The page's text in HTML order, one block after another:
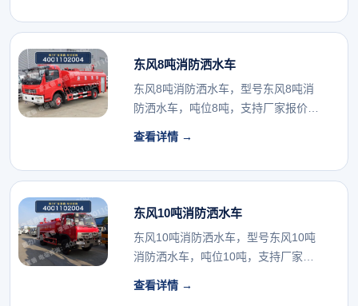
东风8吨消防洒水车
东风8吨消防洒水车，型号东风8吨消
防洒水车，吨位8吨，支持厂家报价与
查看详情 →
东风10吨消防洒水车
东风10吨消防洒水车，型号东风10吨
消防洒水车，吨位10吨，支持厂家报
查看详情 →